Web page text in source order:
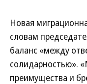
Новая
словам
баланс «между
солидарностью».
преимущества и